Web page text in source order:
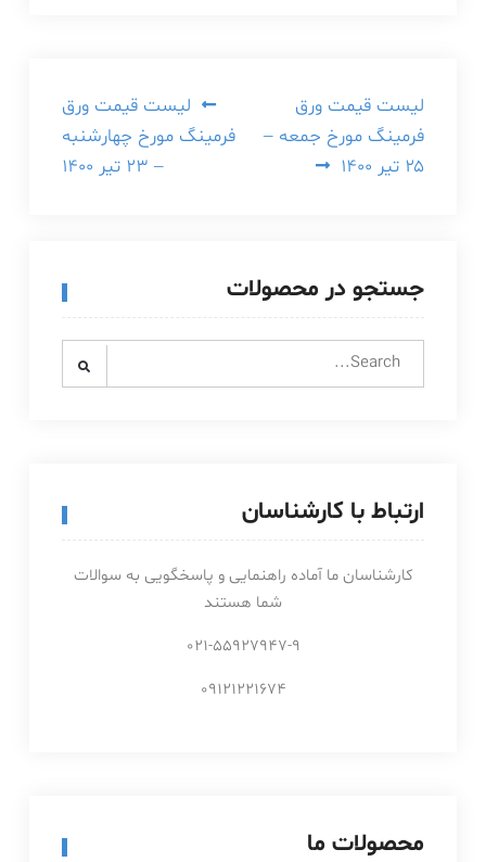
راهبری
نوشته
لیست قیمت ورق
فرمینگ مورخ چهارشنبه
– ۲۳ تیر ۱۴۰۰
لیست قیمت ورق
فرمینگ مورخ جمعه –
۲۵ تیر ۱۴۰۰
جستجو در محصولات
Search
ارتباط با کارشناسان
کارشناسان ما آماده راهنمایی و پاسخگویی به سوالات
شما هستند
021-55927947-9
09121221674
محصولات ما